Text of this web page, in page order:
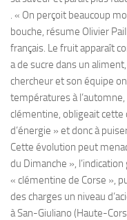
. « On perçoit beaucoup
bouche, résume Olivier
français. Le fruit apparaît
a de sucre dans un
chercheur et son équipe
températures à
clémentine, obligeait
d’énergie » et donc à
Cette évolution peut
du Dimanche »,
« clémentine de Corse »,
des charges un niveau
à San-Giuliano (Haute-